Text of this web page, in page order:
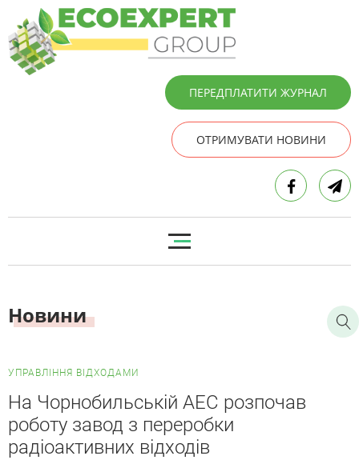
ПЕРЕДПЛАТИТИ ЖУРНАЛ
ОТРИМУВАТИ НОВИНИ
Новини
УПРАВЛІННЯ ВІДХОДАМИ
На Чорнобильській АЕС розпочав
роботу завод з переробки
радіоактивних відходів